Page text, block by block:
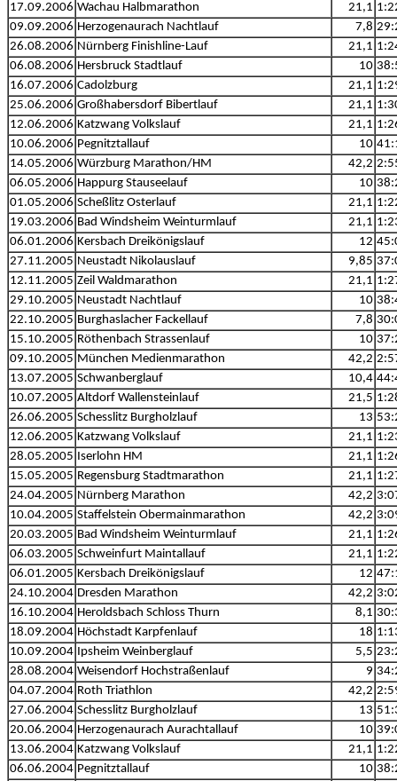
17.09.2006 Wachau Halbmarathon 21,1
09.09.2006 Herzogenaurach Nachtlauf 7,8
26.08.2006 Nürnberg Finishline-Lauf 21,1
06.08.2006 Hersbruck Stadtlauf 10
16.07.2006 Cadolzburg 21,1
25.06.2006 Großhabersdorf Bibertlauf 21,1
12.06.2006 Katzwang Volkslauf 21,1
10.06.2006 Pegnitztallauf 10
14.05.2006 Würzburg Marathon/HM 42,2
06.05.2006 Happurg Stauseelauf 10
01.05.2006 Scheßlitz Osterlauf 21,1
19.03.2006 Bad Windsheim Weinturmlauf 21,1
06.01.2006 Kersbach Dreikönigslauf 12
27.11.2005 Neustadt Nikolauslauf 9,85
12.11.2005 Zeil Waldmarathon 21,1
29.10.2005 Neustadt Nachtlauf 10
22.10.2005 Burghaslacher Fackellauf 7,8
15.10.2005 Röthenbach Strassenlauf 10
09.10.2005 München Medienmarathon 42,2
13.07.2005 Schwanberglauf 10,4
10.07.2005 Altdorf Wallensteinlauf 21,5
26.06.2005 Schesslitz Burgholzlauf 13
12.06.2005 Katzwang Volkslauf 21,1
28.05.2005 Iserlohn HM 21,1
15.05.2005 Regensburg Stadtmarathon 21,1
24.04.2005 Nürnberg Marathon 42,2
10.04.2005 Staffelstein Obermainmarathon 42,2
20.03.2005 Bad Windsheim Weinturmlauf 21,1
06.03.2005 Schweinfurt Maintallauf 21,1
06.01.2005 Kersbach Dreikönigslauf 12
24.10.2004 Dresden Marathon 42,2
16.10.2004 Heroldsbach Schloss Thurn 8,1
18.09.2004 Höchstadt Karpfenlauf 18
10.09.2004 Ipsheim Weinberglauf 5,5
28.08.2004 Weisendorf Hochstraßenlauf 9
04.07.2004 Roth Triathlon 42,2
27.06.2004 Schesslitz Burgholzlauf 13
20.06.2004 Herzogenaurach Aurachtallauf 10
13.06.2004 Katzwang Volkslauf 21,1
06.06.2004 Pegnitztallauf 10